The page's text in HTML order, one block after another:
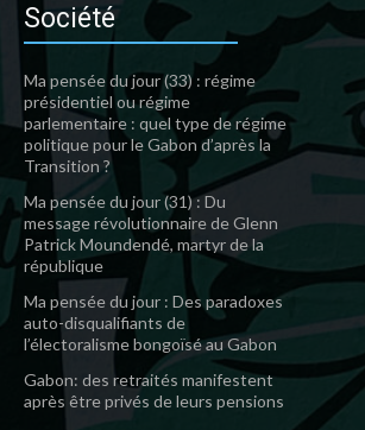
Société
Ma pensée du jour (33) : régime
présidentiel ou régime
parlementaire : quel type de régime
politique pour le Gabon d’après la
Transition ?
Ma pensée du jour (31) : Du
message révolutionnaire de Glenn
Patrick Moundendé, martyr de la
république
Ma pensée du jour : Des paradoxes
auto-disqualifiants de
l’électoralisme bongoïsé au Gabon
Gabon: des retraités manifestent
après être privés de leurs pensions